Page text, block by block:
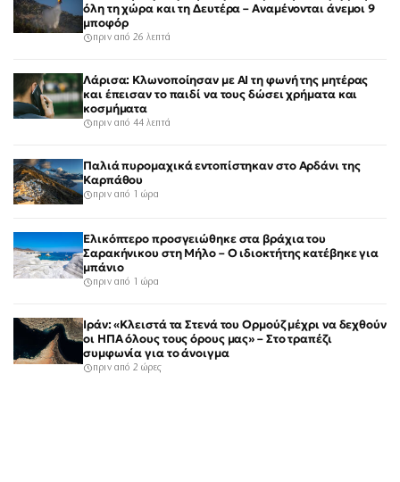
όλη τη χώρα και τη Δευτέρα – Αναμένονται άνεμοι 9
μποφόρ
πριν από 26 λεπτά
Λάρισα: Κλωνοποίησαν με AI τη φωνή της μητέρας
και έπεισαν το παιδί να τους δώσει χρήματα και
κοσμήματα
πριν από 44 λεπτά
Παλιά πυρομαχικά εντοπίστηκαν στο Αρδάνι της
Καρπάθου
πριν από 1 ώρα
Ελικόπτερο προσγειώθηκε στα βράχια του
Σαρακήνικου στη Μήλο – Ο ιδιοκτήτης κατέβηκε για
μπάνιο
πριν από 1 ώρα
Ιράν: «Κλειστά τα Στενά του Ορμούζ μέχρι να δεχθούν
οι ΗΠΑ όλους τους όρους μας» – Στο τραπέζι
συμφωνία για το άνοιγμα
πριν από 2 ώρες